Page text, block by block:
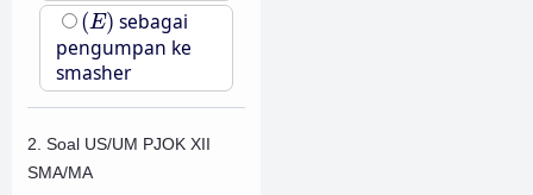
(E)
(E) sebagai
pengumpan ke
smasher
2. Soal US/UM PJOK XII
SMA/MA